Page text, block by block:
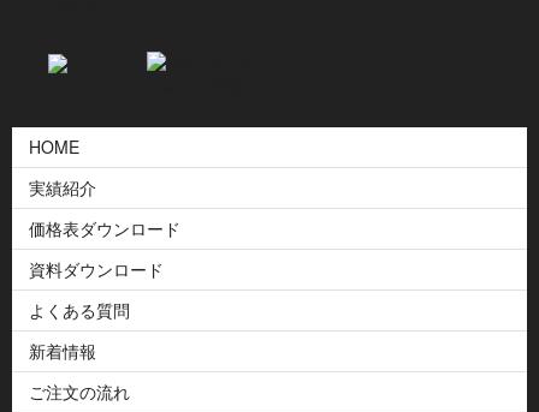
HOME
実績紹介
価格表ダウンロード
資料ダウンロード
よくある質問
新着情報
ご注文の流れ